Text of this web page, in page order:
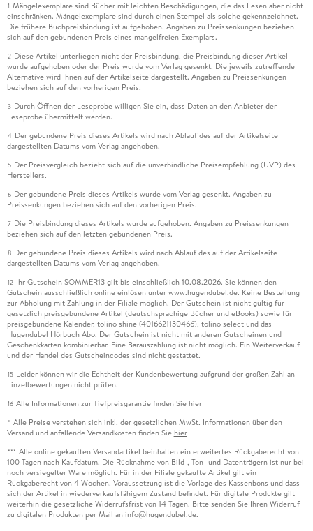
1 Mängelexemplare sind Bücher mit leichten Beschädigungen, die das Lesen aber nicht
einschränken. Mängelexemplare sind durch einen Stempel als solche gekennzeichnet.
Die frühere Buchpreisbindung ist aufgehoben. Angaben zu Preissenkungen beziehen
sich auf den gebundenen Preis eines mangelfreien Exemplars.
2 Diese Artikel unterliegen nicht der Preisbindung, die Preisbindung dieser Artikel
wurde aufgehoben oder der Preis wurde vom Verlag gesenkt. Die jeweils zutreffende
Alternative wird Ihnen auf der Artikelseite dargestellt. Angaben zu Preissenkungen
beziehen sich auf den vorherigen Preis.
3 Durch Öffnen der Leseprobe willigen Sie ein, dass Daten an den Anbieter der
Leseprobe übermittelt werden.
4 Der gebundene Preis dieses Artikels wird nach Ablauf des auf der Artikelseite
dargestellten Datums vom Verlag angehoben.
5 Der Preisvergleich bezieht sich auf die unverbindliche Preisempfehlung (UVP) des
Herstellers.
6 Der gebundene Preis dieses Artikels wurde vom Verlag gesenkt. Angaben zu
Preissenkungen beziehen sich auf den vorherigen Preis.
7 Die Preisbindung dieses Artikels wurde aufgehoben. Angaben zu Preissenkungen
beziehen sich auf den letzten gebundenen Preis.
8 Der gebundene Preis dieses Artikels wird nach Ablauf des auf der Artikelseite
dargestellten Datums vom Verlag angehoben.
12 Ihr Gutschein SOMMER13 gilt bis einschließlich 10.08.2026. Sie können den
Gutschein ausschließlich online einlösen unter www.hugendubel.de. Keine Bestellung
zur Abholung mit Zahlung in der Filiale möglich. Der Gutschein ist nicht gültig für
gesetzlich preisgebundene Artikel (deutschsprachige Bücher und eBooks) sowie für
preisgebundene Kalender, tolino shine (4016621130466), tolino select und das
Hugendubel Hörbuch Abo. Der Gutschein ist nicht mit anderen Gutscheinen und
Geschenkkarten kombinierbar. Eine Barauszahlung ist nicht möglich. Ein Weiterverkauf
und der Handel des Gutscheincodes sind nicht gestattet.
15 Leider können wir die Echtheit der Kundenbewertung aufgrund der großen Zahl an
Einzelbewertungen nicht prüfen.
16 Alle Informationen zur Tiefpreisgarantie finden Sie hier
* Alle Preise verstehen sich inkl. der gesetzlichen MwSt. Informationen über den
Versand und anfallende Versandkosten finden Sie hier
*** Alle online gekauften Versandartikel beinhalten ein erweitertes Rückgaberecht von
100 Tagen nach Kaufdatum. Die Rücknahme von Bild-, Ton- und Datenträgern ist nur bei
noch versiegelter Ware möglich. Für in der Filiale gekaufte Artikel gilt ein
Rückgaberecht von 4 Wochen. Voraussetzung ist die Vorlage des Kassenbons und dass
sich der Artikel in wiederverkaufsfähigem Zustand befindet. Für digitale Produkte gilt
weiterhin die gesetzliche Widerrufsfrist von 14 Tagen. Bitte senden Sie Ihren Widerruf
zu digitalen Produkten per Mail an info@hugendubel.de.